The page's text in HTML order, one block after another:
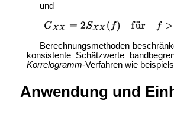
und
Berechnungsmethoden
konsistente Schätzwerte
Korrelogramm-Verfahren wie
Anwendung und